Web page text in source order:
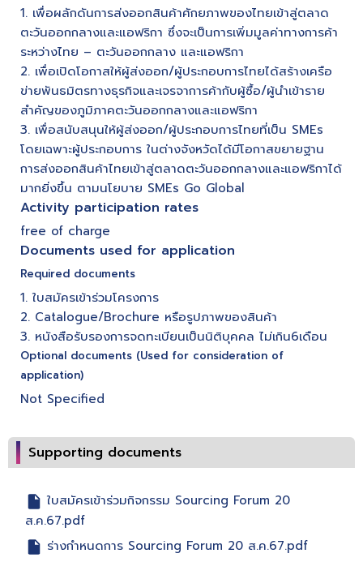
1. เพื่อผลักดันการส่งออกสินค้าศักยภาพของไทยเข้าสู่ตลาด
ตะวันออกกลางและแอฟริกา ซึ่งจะเป็นการเพิ่มมูลค่าทางการค้า
ระหว่างไทย – ตะวันออกกลาง และแอฟริกา
2. เพื่อเปิดโอกาสให้ผู้ส่งออก/ผู้ประกอบการไทยได้สร้างเครือ
ข่ายพันธมิตรทางธุรกิจและเจรจาการค้ากับผู้ซื้อ/ผู้นำเข้าราย
สำคัญของภูมิภาคตะวันออกกลางและแอฟริกา
3. เพื่อสนับสนุนให้ผู้ส่งออก/ผู้ประกอบการไทยที่เป็น SMEs
โดยเฉพาะผู้ประกอบการ ในต่างจังหวัดได้มีโอกาสขยายฐาน
การส่งออกสินค้าไทยเข้าสู่ตลาดตะวันออกกลางและแอฟริกาได้
มากยิ่งขึ้น ตามนโยบาย SMEs Go Global
Activity participation rates
free of charge
Documents used for application
Required documents
1. ใบสมัครเข้าร่วมโครงการ
2. Catalogue/Brochure หรือรูปภาพของสินค้า
3. หนังสือรับรองการจดทะเบียนเป็นนิติบุคคล ไม่เกิน6เดือน
Optional documents (Used for consideration of
application)
Not Specified
Supporting documents
ใบสมัครเข้าร่วมกิจกรรม Sourcing Forum 20
ส.ค.67.pdf
ร่างกำหนดการ Sourcing Forum 20 ส.ค.67.pdf